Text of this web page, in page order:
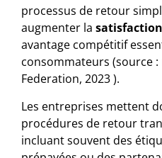
processus de retour
augmenter la
avantage compétitif
consommateurs (source :
Federation, 2023 ).
Les entreprises mettent
procédures de retour
incluant souvent des